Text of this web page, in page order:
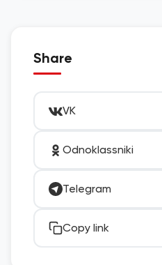
Share
VK
Odnoklassniki
Telegram
Copy link